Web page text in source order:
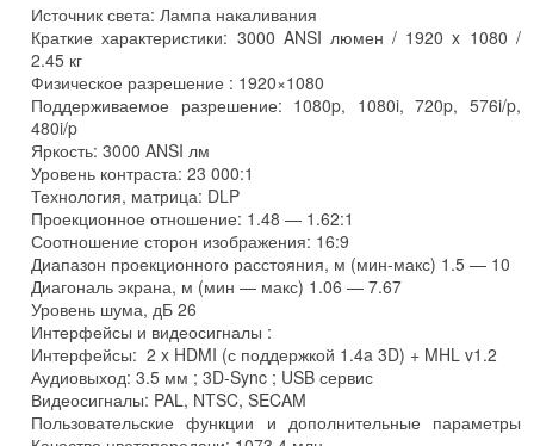
Источник света: Лампа накаливания
Краткие характеристики: 3000 ANSI люмен / 1920 x 1080 /
2.45 кг
Физическое разрешение : 1920×1080
Поддерживаемое разрешение: 1080p, 1080i, 720p, 576i/p,
480i/p
Яркость: 3000 ANSI лм
Уровень контраста: 23 000:1
Технология, матрица: DLP
Проекционное отношение: 1.48 — 1.62:1
Соотношение сторон изображения: 16:9
Диапазон проекционного расстояния, м (мин-макс) 1.5 — 10
Диагональ экрана, м (мин — макс) 1.06 — 7.67
Уровень шума, дБ 26
Интерфейсы и видеосигналы :
Интерфейсы: 2 x HDMI (с поддержкой 1.4a 3D) + MHL v1.2
Аудиовыход: 3.5 мм ; 3D-Sync ; USB сервис
Видеосигналы: PAL, NTSC, SECAM
Пользовательские функции и дополнительные параметры